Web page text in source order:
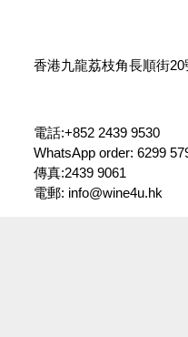
香港九龍荔枝角長順街
電話:+852 2439 9530
WhatsApp order: 6299
傳真:2439 9061
電郵: info@wine4u.hk